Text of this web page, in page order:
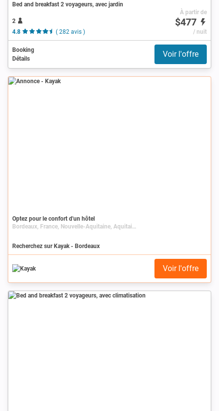
Bed and breakfast 2 voyageurs, avec jardin
2
4.8
( 282 avis )
À partir de
$477
/ nuit
Booking
Détails
Voir l'offre
Annonce
Optez pour le confort d'un hôtel
Bordeaux, France, Nouvelle-Aquitaine, Aquitaine, Gironde
Recherchez sur Kayak - Bordeaux
Voir l'offre